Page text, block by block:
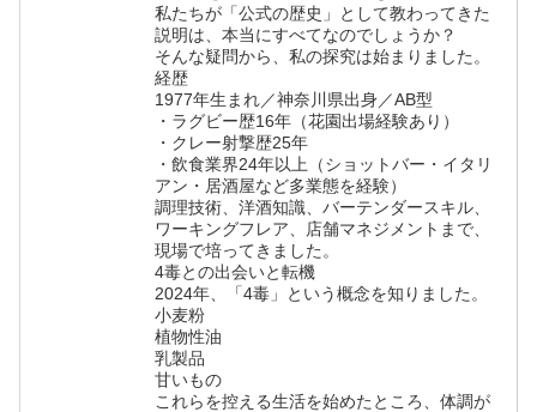
私たちが「公式の歴史」として教わってきた
説明は、本当にすべてなのでしょうか？
そんな疑問から、私の探究は始まりました。
経歴
1977年生まれ／神奈川県出身／AB型
・ラグビー歴16年（花園出場経験あり）
・クレー射撃歴25年
・飲食業界24年以上（ショットバー・イタリ
アン・居酒屋など多業態を経験）
調理技術、洋酒知識、バーテンダースキル、
ワーキングフレア、店舗マネジメントまで、
現場で培ってきました。
4毒との出会いと転機
2024年、「4毒」という概念を知りました。
小麦粉
植物性油
乳製品
甘いもの
これらを控える生活を始めたところ、体調が